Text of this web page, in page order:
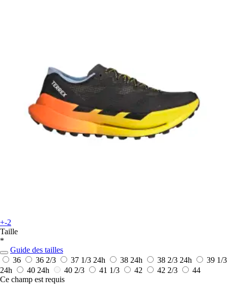
+-2
Taille
*
Guide des tailles
36
36 2/3 37 1/3 24h 38 24h 38 2/3 24h
39 1/3
24h
40 24h 40 2/3 41 1/3 42 42 2/3
44
Ce champ est requis